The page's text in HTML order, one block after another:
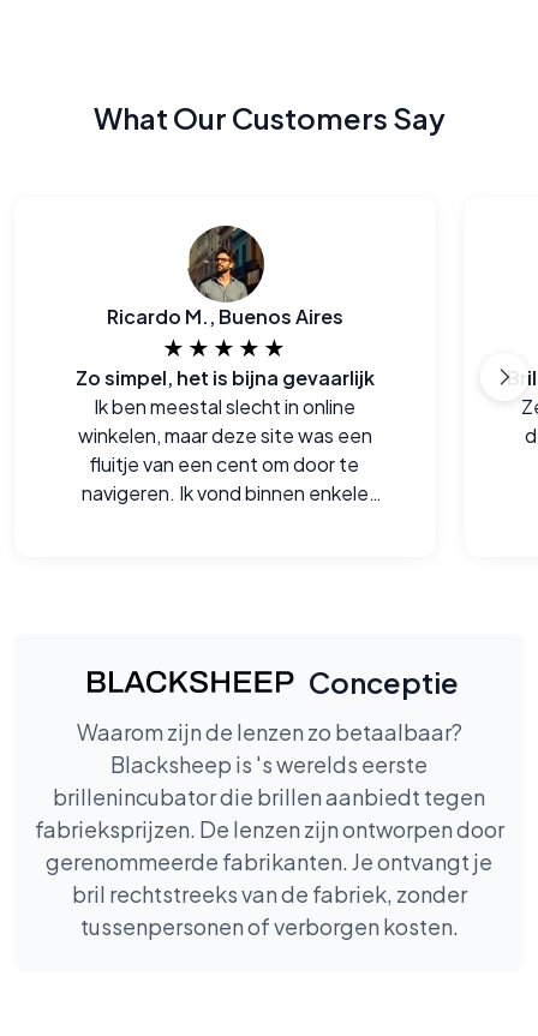
What Our Customers Say
Ricardo M., Buenos Aires
★★★★★
Zo simpel, het is bijna gevaarlijk
Ik ben meestal slecht in online
winkelen, maar deze site was een
fluitje van een cent om door te
navigeren. Ik vond binnen enkele
Conceptie
Waarom zijn de lenzen zo betaalbaar?
Blacksheep is 's werelds eerste
brillenincubator die brillen aanbiedt tegen
fabrieksprijzen. De lenzen zijn ontworpen door
gerenommeerde fabrikanten. Je ontvangt je
bril rechtstreeks van de fabriek, zonder
tussenpersonen of verborgen kosten.